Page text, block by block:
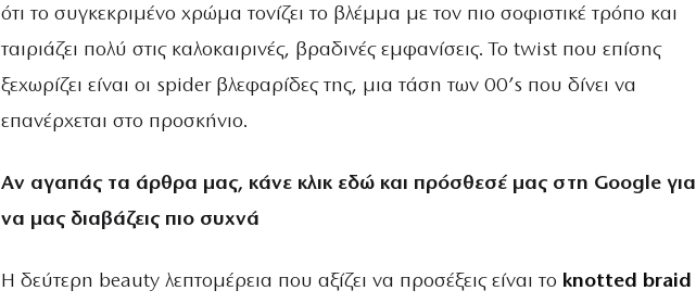
ότι το συγκεκριμένο χρώμα τονίζει το βλέμμα με τον πιο σοφιστικέ τρόπο και
ταιριάζει πολύ στις καλοκαιρινές, βραδινές εμφανίσεις. Το twist που επίσης
ξεχωρίζει είναι οι spider βλεφαρίδες της, μια τάση των 00’s που δίνει να
επανέρχεται στο προσκήνιο.
Αν αγαπάς τα άρθρα μας, κάνε κλικ εδώ και πρόσθεσέ μας στη Google για
να μας διαβάζεις πιο συχνά
Η δεύτερη beauty λεπτομέρεια που αξίζει να προσέξεις είναι το knotted braid